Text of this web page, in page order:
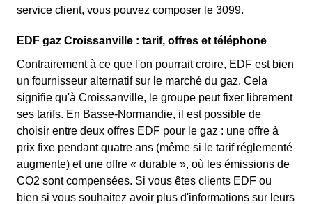
service client, vous pouvez composer le 3099.
EDF gaz Croissanville : tarif, offres et téléphone
Contrairement à ce que l'on pourrait croire, EDF est bien
un fournisseur alternatif sur le marché du gaz. Cela
signifie qu'à Croissanville, le groupe peut fixer librement
ses tarifs. En Basse-Normandie, il est possible de
choisir entre deux offres EDF pour le gaz : une offre à
prix fixe pendant quatre ans (même si le tarif réglementé
augmente) et une offre « durable », où les émissions de
CO2 sont compensées. Si vous êtes clients EDF ou
bien si vous souhaitez avoir plus d'informations sur leurs